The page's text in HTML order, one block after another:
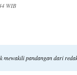
WIB
pandangan dari